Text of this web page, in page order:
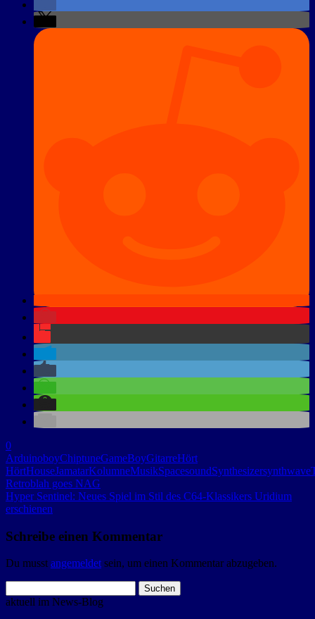
0
ArduinoboyChiptuneGameBoyGitarreHört
HörtHouseJamatarKolumneMusikSpacesoundSynthesizersynthwave
Retroblah goes NAG
Hyper Sentinel: Neues Spiel im Stil des C64-Klassikers Uridium
erschienen
Schreibe einen Kommentar
Du musst angemeldet sein, um einen Kommentar abzugeben.
nach:
aktuell im News-Blog